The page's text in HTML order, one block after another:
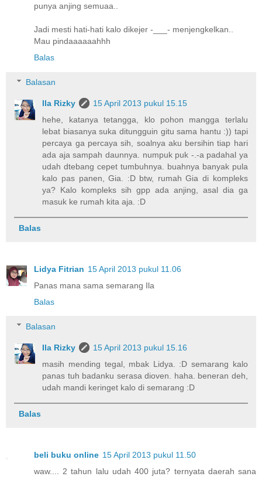
punya anjing semuaa..
Jadi mesti hati-hati kalo dikejer -___- menjengkelkan..
Mau pindaaaaaahhh
Balas
Balasan
Ila Rizky
15 April 2013 pukul 15.15
hehe, katanya tetangga, klo pohon mangga terlalu
lebat biasanya suka ditungguin gitu sama hantu :)) tapi
percaya ga percaya sih, soalnya aku bersihin tiap hari
ada aja sampah daunnya. numpuk puk -.-a padahal ya
udah dtebang cepet tumbuhnya. buahnya banyak pula
kalo pas panen, Gia. :D btw, rumah Gia di kompleks
ya? Kalo kompleks sih gpp ada anjing, asal dia ga
masuk ke rumah kita aja. :D
Balas
Lidya Fitrian 15 April 2013 pukul 11.06
Panas mana sama semarang Ila
Balas
Balasan
Ila Rizky
15 April 2013 pukul 15.16
masih mending tegal, mbak Lidya. :D semarang kalo
panas tuh badanku serasa dioven. haha. beneran deh,
udah mandi keringet kalo di semarang :D
Balas
beli buku online 15 April 2013 pukul 11.50
waw.... 2 tahun lalu udah 400 juta? ternyata daerah sana